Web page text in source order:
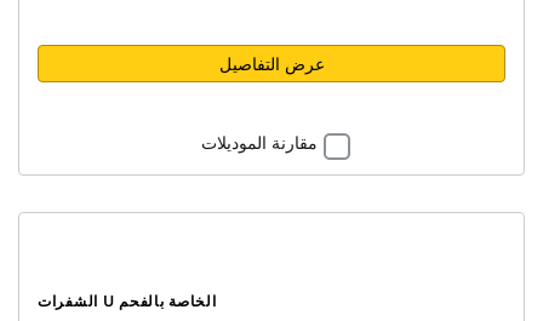
عرض التفاصيل
مقارنة الموديلات
الشفرات U الخاصة بالفحم